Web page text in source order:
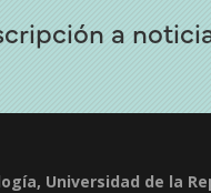
a
Universidad de la